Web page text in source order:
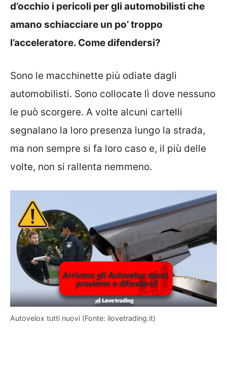
d’occhio i pericoli per gli automobilisti che
amano schiacciare un po’ troppo
l’acceleratore. Come difendersi?
Sono le macchinette più odiate dagli
automobilisti. Sono collocate lì dove nessuno
le può scorgere. A volte alcuni cartelli
segnalano la loro presenza lungo la strada,
ma non sempre si fa loro caso e, il più delle
volte, non si rallenta nemmeno.
Autovelox tutti nuovi (Fonte: ilovetrading.it)